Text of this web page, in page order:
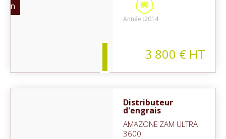
Année :2014
3 800 € HT
Distributeur
d'engrais
AMAZONE ZAM ULTRA
3600